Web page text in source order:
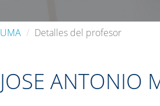
UMA Detalles del profesor
JOSE ANTONIO